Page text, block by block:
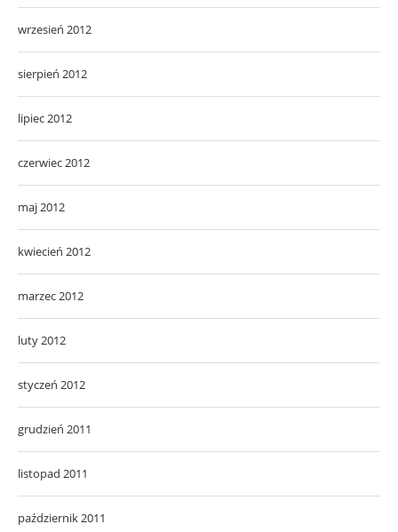
wrzesień 2012
sierpień 2012
lipiec 2012
czerwiec 2012
maj 2012
kwiecień 2012
marzec 2012
luty 2012
styczeń 2012
grudzień 2011
listopad 2011
październik 2011